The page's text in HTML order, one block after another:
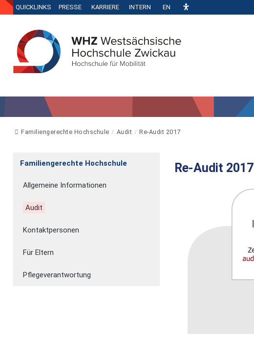
QUICKLINKS PRESSE KARRIERE INTERN EN
Familiengerechte Hochschule Audit Re-Audit 2017
Familiengerechte Hochschule
Allgemeine Informationen
Audit
Kontaktpersonen
Für Eltern
Pflegeverantwortung
Re-Audit 2017